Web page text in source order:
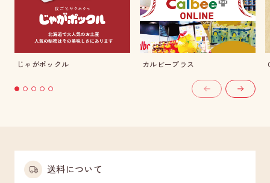
じゃがポックル カルビープラス
送料について